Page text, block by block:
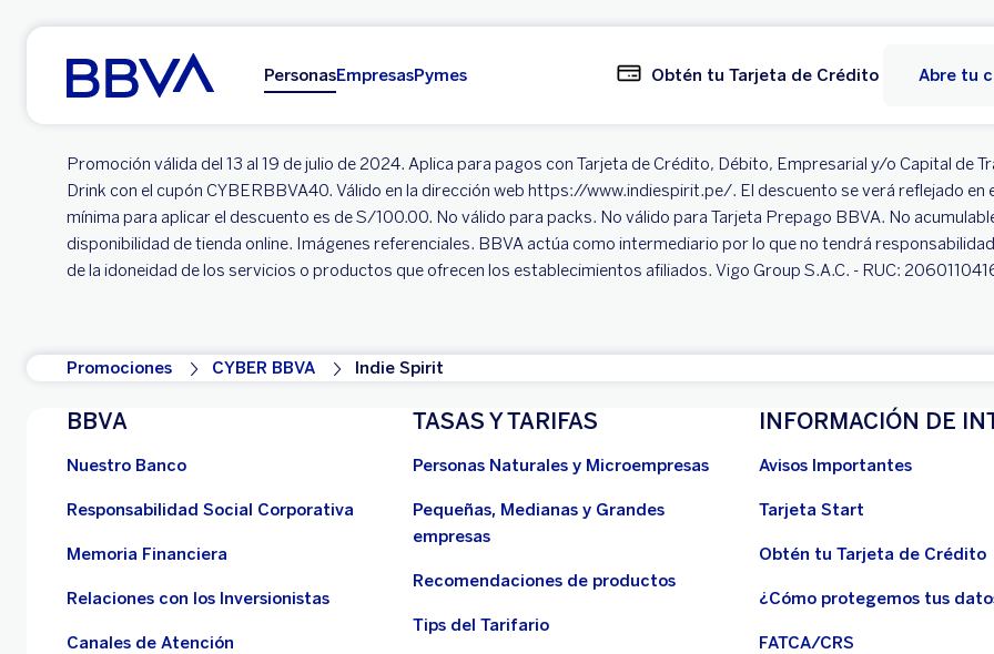
Ir al contenido principal
PersonasEmpresasPymes Obtén tu Tarjeta de Crédito Abre tu
Promoción válida del 13 al 19 de julio de 2024. Aplica para pagos con Tarjeta de Crédito, Débito, Empresarial y/o Capital de
Drink con el cupón CYBERBBVA40. Válido en la dirección web https://www.indiespirit.pe/. El descuento se verá reflejado
mínima para aplicar el descuento es de S/100.00. No válido para packs. No válido para Tarjeta Prepago BBVA. No
disponibilidad de tienda online. Imágenes referenciales. BBVA actúa como intermediario por lo que no tendrá
de la idoneidad de los servicios o productos que ofrecen los establecimientos afiliados. Vigo Group S.A.C. - RUC:
Promociones CYBER BBVA Indie Spirit
BBVA
Nuestro Banco
Responsabilidad Social Corporativa
Memoria Financiera
Relaciones con los Inversionistas
Canales de Atención
TASAS Y TARIFAS
Personas Naturales y Microempresas
Pequeñas, Medianas y Grandes
empresas
Recomendaciones de productos
Tips del Tarifario
INFORMACIÓN DE
Avisos Importantes
Tarjeta Start
Obtén tu Tarjeta de Crédito
¿Cómo protegemos tus
FATCA/CRS